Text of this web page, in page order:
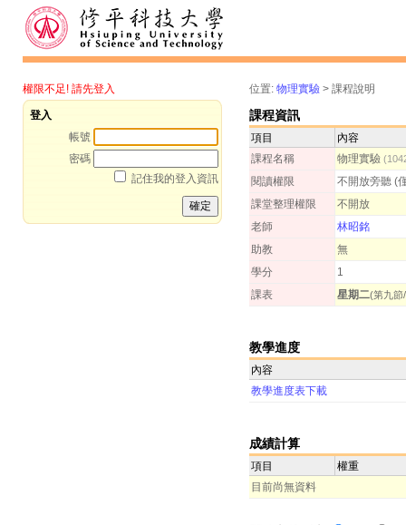
權限不足! 請先登入
登入
帳號
密碼
記住我的登入資訊
位置: 物理實驗 > 課程說明
課程資訊
項目
內容
課程名稱
物理實驗
閱讀權限
不開放旁聽 (
課堂整理權限
不開放
老師
林昭銘
助教
無
學分
1
課表
星期二(第九節
教學進度
內容
教學進度表下載
成績計算
項目
權重
目前尚無資料